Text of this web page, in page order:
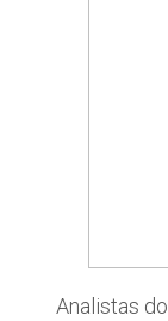
Analistas